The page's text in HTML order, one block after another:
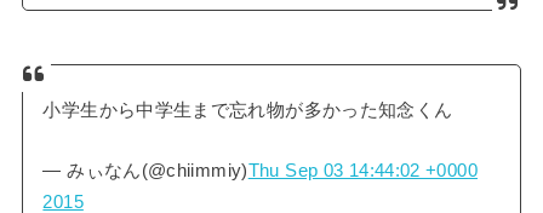
小学生から中学生まで忘れ物が多かった知念くん
— みぃなん(@chiimmiy)Thu Sep 03 14:44:02 +0000
2015